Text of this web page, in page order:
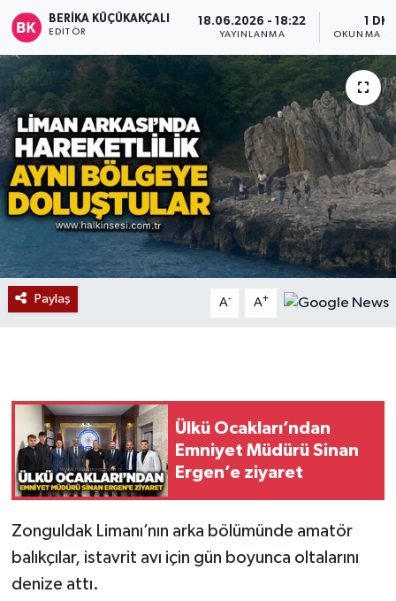
BERIKA KÜÇÜKAKÇALI
EDITÖR
18.06.2026 - 18:22
YAYINLANMA
1 DK
OKUNMA
Paylaş A- A+
Ülkü Ocakları’ndan
Emniyet Müdürü Sinan
Ergen’e ziyaret
Zonguldak Limanı’nın arka bölümünde amatör
balıkçılar, istavrit avı için gün boyunca oltalarını
denize attı.
ÇEVRE
BİLİM VE TEKNOLOJİ
DUNYA
Düzce
Eğitim
Ekonomi
Gökçebey
GÜNDEM
İş ilanı
Kilimli
Kültür - Sanat